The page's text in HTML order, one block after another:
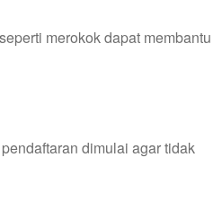
merokok dapat membantu
dimulai agar tidak